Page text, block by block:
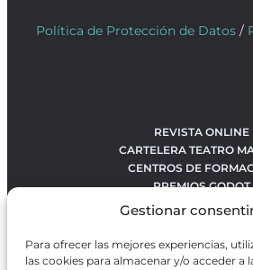
Gestionar
Para ofrecer las mejores experiencias,
las cookies para almacenar y/o acceder a
Política de Protección de Datos /
REVISTA ONLINE
CARTELERA TEATRO
CENTROS DE
PREMIOS GODOT
CONTACTO
OBRAS MÁS